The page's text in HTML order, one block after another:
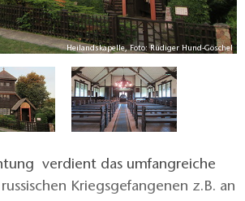
Heilandskapelle, Foto: Rüdiger Hund-Göschel
verdient das umfangreiche
Kriegsgefangenen z.B. an